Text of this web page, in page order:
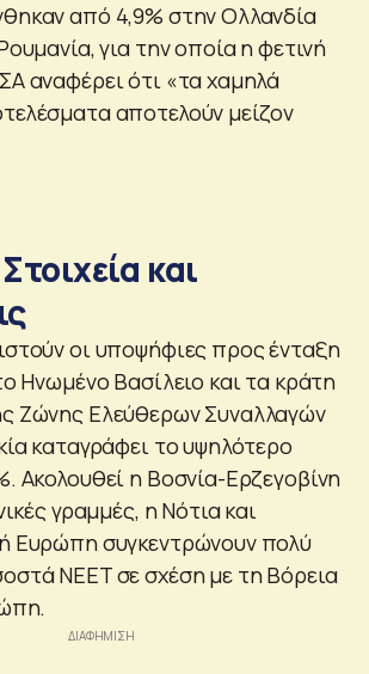
από 4,9% στην Ολλανδία
για την οποία η φετινή
αναφέρει ότι «τα χαμηλά
αποτελούν μείζον
και
οι υποψήφιες προς ένταξη
Ηνωμένο Βασίλειο και τα κράτη
Ζώνης Ελεύθερων Συναλλαγών
καταγράφει το υψηλότερο
Ακολουθεί η Βοσνία-Ερζεγοβίνη
γραμμές, η Νότια και
Ευρώπη συγκεντρώνουν πολύ
NEET σε σχέση με τη Βόρεια